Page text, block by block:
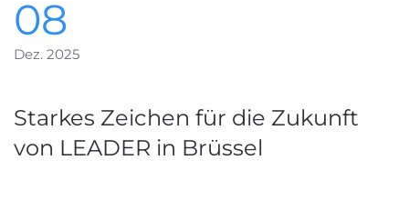
08
Dez. 2025
Starkes Zeichen für die Zukunft
von LEADER in Brüssel